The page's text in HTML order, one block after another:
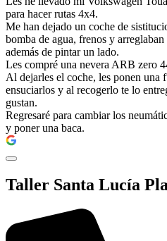
para hacer rutas 4x4.
Me han dejado un coche de
bomba de agua, frenos y
además de pintar un lado.
Les compré una nevera ARB zero
Al dejarles el coche, les ponen una
ensuciarlos y al recogerlo te lo
gustan.
Regresaré para cambiar los
y poner una baca.
Taller Santa Lucía